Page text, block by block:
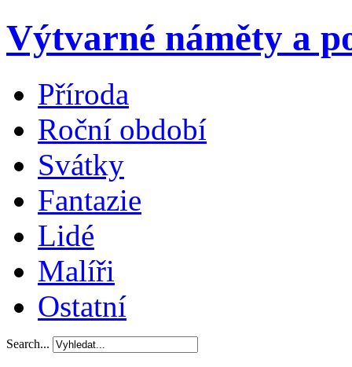
Výtvarné náměty a
Příroda
Roční období
Svátky
Fantazie
Lidé
Malíři
Ostatní
Search...